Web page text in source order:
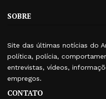
SOBRE
Site das últimas notícias do
política, polícia,
entrevistas, vídeos,
empregos.
CONTATO